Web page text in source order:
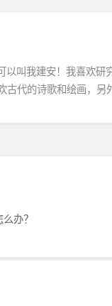
以叫我建安！我喜欢研
古代的诗歌和绘画，另
办？